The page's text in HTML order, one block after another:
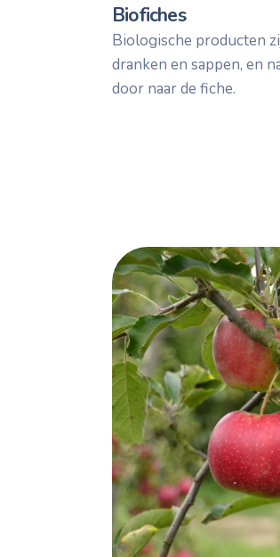
Biofiches
Biologische producten
dranken en sappen, en
door naar de fiche.